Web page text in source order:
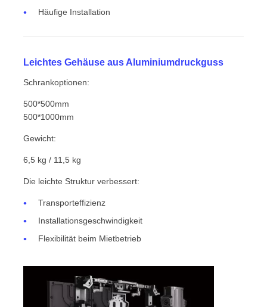
Häufige Installation
Leichtes Gehäuse aus Aluminiumdruckguss
Schrankoptionen:
500*500mm
500*1000mm
Gewicht:
6,5 kg / 11,5 kg
Die leichte Struktur verbessert:
Transporteffizienz
Installationsgeschwindigkeit
Flexibilität beim Mietbetrieb